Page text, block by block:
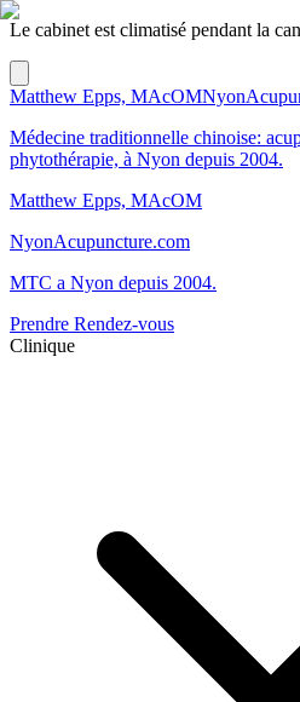
Le cabinet est climatisé pendant la
Matthew Epps, MAcOM
Médecine traditionnelle chinoise:
phytothérapie, à Nyon depuis 2004.
Matthew Epps, MAcOM
NyonAcupuncture.com
MTC a Nyon depuis 2004.
Prendre Rendez-vous
Clinique